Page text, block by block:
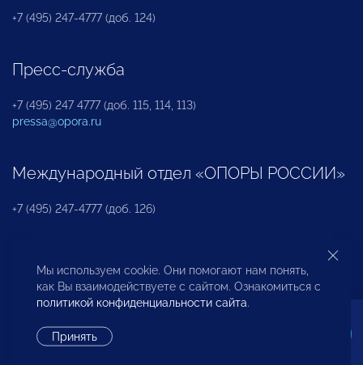
+7 (495) 247-4777 (доб. 124)
Пресс-служба
+7 (495) 247 4777 (доб. 115, 114, 113)
pressa@opora.ru
Международный отдел «ОПОРЫ РОССИИ»
+7 (495) 247-4777 (доб. 126)
Бюро по защите прав предпринимателей и
инвесторов
Мы используем cookie. Они помогают нам понять,
как Вы взаимодействуете с сайтом. Ознакомиться с
политикой конфиденциальности сайта.
Принять